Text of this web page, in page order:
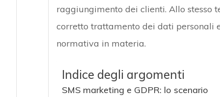
raggiungimento dei clienti. Allo stesso
corretto trattamento dei dati personali
normativa in materia.
Indice degli argomenti
SMS marketing e GDPR: lo scenario